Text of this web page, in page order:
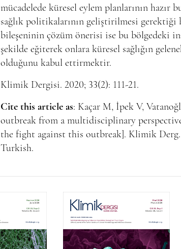
mücadelede küresel eylem planlarının hazır
sağlık politikalarının geliştirilmesi
bileşeninin çözüm önerisi ise bu bölgedeki
şekilde eğiterek onlara küresel sağlığın
olduğunu kabul ettirmektir.
Klimik Dergisi. 2020; 33(2): 111-21.
Cite this article as: Kaçar M, İpek V,
outbreak from a multidisciplinary
the fight against this outbreak]. Klimik Derg.
Turkish.